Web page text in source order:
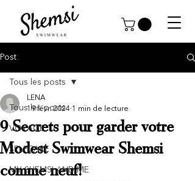
Post
Tous les posts
VOYAGE
SELFCARE
MY SHEMSI AND ME
Tous les posts
9 Secrets pour garder votre
Modest Swimwear Shemsi
comme neuf!
LENA
19 févr. 2024 1 min de lecture